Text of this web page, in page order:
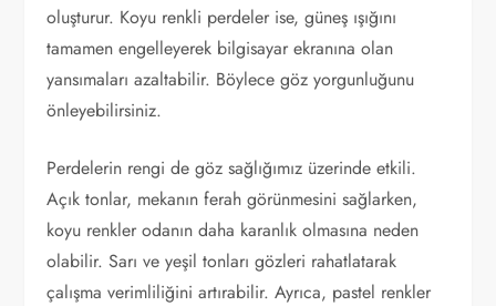
oluşturur. Koyu renkli perdeler ise, güneş ışığını
tamamen engelleyerek bilgisayar ekranına olan
yansımaları azaltabilir. Böylece göz yorgunluğunu
önleyebilirsiniz.
Perdelerin rengi de göz sağlığımız üzerinde etkili.
Açık tonlar, mekanın ferah görünmesini sağlarken,
koyu renkler odanın daha karanlık olmasına neden
olabilir. Sarı ve yeşil tonları gözleri rahatlatarak
çalışma verimliliğini artırabilir. Ayrıca, pastel renkler